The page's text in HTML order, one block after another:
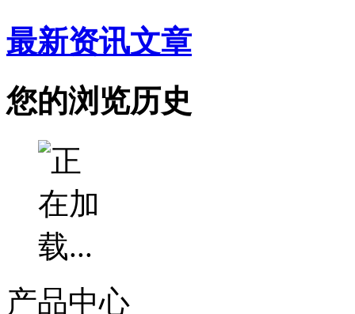
最新资讯文章
您的浏览历史
产品中心